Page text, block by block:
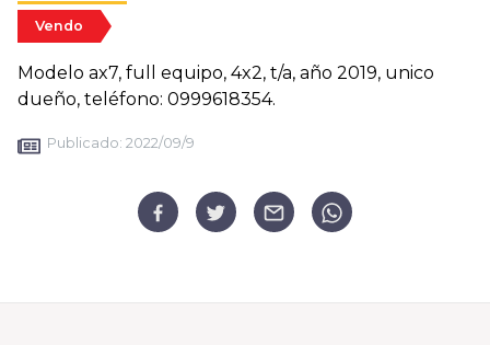
Vendo
Modelo ax7, full equipo, 4x2, t/a, año 2019, unico
dueño, teléfono: 0999618354.
Publicado: 2022/09/9